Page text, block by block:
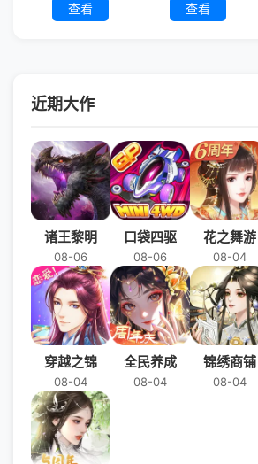
查看
查看
近期大作
诸王黎明
08-06
口袋四驱
08-06
花之舞游
08-04
穿越之锦
08-04
全民养成
08-04
锦绣商铺
08-04